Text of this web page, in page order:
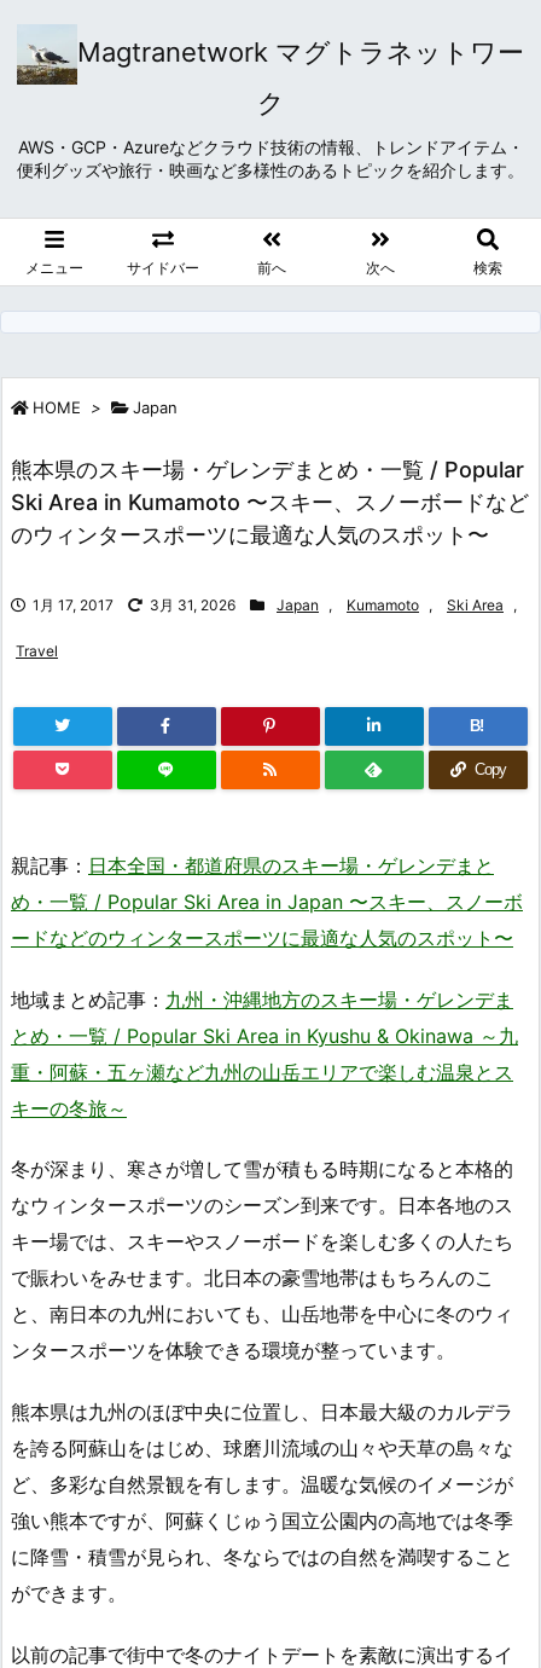
Magtranetwork マグトラネットワー
ク
AWS・GCP・Azureなどクラウド技術の情報、トレンドアイテム・
便利グッズや旅行・映画など多様性のあるトピックを紹介します。
メニュー サイドバー 前へ 次へ 検索
HOME > Japan
熊本県のスキー場・ゲレンデまとめ・一覧 / Popular
Ski Area in Kumamoto 〜スキー、スノーボードなど
のウィンタースポーツに最適な人気のスポット〜
1月 17, 2017 3月 31, 2026 Japan , Kumamoto , Ski Area ,
Travel
B!
Copy
親記事： 日本全国・都道府県のスキー場・ゲレンデまと
め・一覧 / Popular Ski Area in Japan 〜スキー、スノーボ
ードなどのウィンタースポーツに最適な人気のスポット〜
地域まとめ記事： 九州・沖縄地方のスキー場・ゲレンデま
とめ・一覧 / Popular Ski Area in Kyushu & Okinawa ～九
重・阿蘇・五ヶ瀬など九州の山岳エリアで楽しむ温泉とス
キーの冬旅～
冬が深まり、寒さが増して雪が積もる時期になると本格的
なウィンタースポーツのシーズン到来です。日本各地のス
キー場では、スキーやスノーボードを楽しむ多くの人たち
で賑わいをみせます。北日本の豪雪地帯はもちろんのこ
と、南日本の九州においても、山岳地帯を中心に冬のウィ
ンタースポーツを体験できる環境が整っています。
熊本県は九州のほぼ中央に位置し、日本最大級のカルデラ
を誇る阿蘇山をはじめ、球磨川流域の山々や天草の島々な
ど、多彩な自然景観を有します。温暖な気候のイメージが
強い熊本ですが、阿蘇くじゅう国立公園内の高地では冬季
に降雪・積雪が見られ、冬ならではの自然を満喫すること
ができます。
以前の記事で街中で冬のナイトデートを素敵に演出するイ